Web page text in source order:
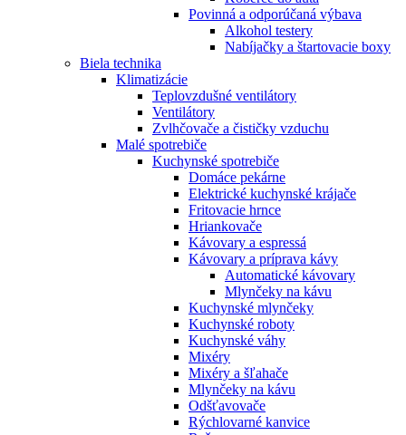
Povinná a odporúčaná výbava
Alkohol testery
Nabíjačky a štartovacie boxy
Biela technika
Klimatizácie
Teplovzdušné ventilátory
Ventilátory
Zvlhčovače a čističky vzduchu
Malé spotrebiče
Kuchynské spotrebiče
Domáce pekárne
Elektrické kuchynské krájače
Fritovacie hrnce
Hriankovače
Kávovary a espressá
Kávovary a príprava kávy
Automatické kávovary
Mlynčeky na kávu
Kuchynské mlynčeky
Kuchynské roboty
Kuchynské váhy
Mixéry
Mixéry a šľahače
Mlynčeky na kávu
Odšťavovače
Rýchlovarné kanvice